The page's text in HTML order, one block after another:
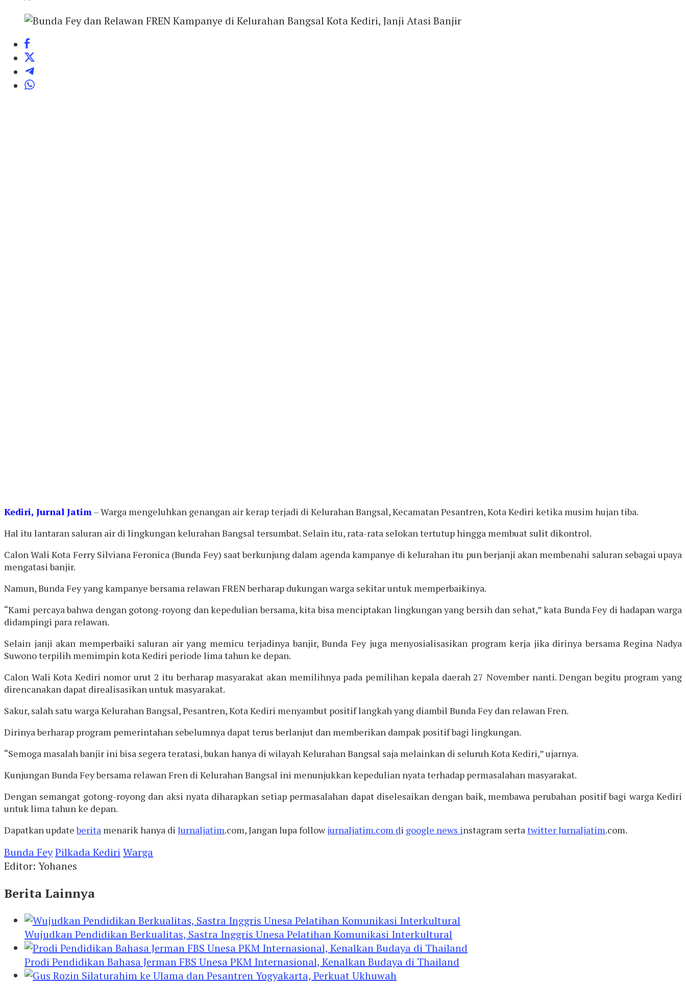
Kediri, Jurnal Jatim – Warga mengeluhkan genangan air kerap terjadi di Kelurahan Bangsal, Kecamatan Pesantren, Kota Kediri ketika musim hujan tiba.
Hal itu lantaran saluran air di lingkungan kelurahan Bangsal tersumbat. Selain itu, rata-rata selokan tertutup hingga membuat sulit dikontrol.
Calon Wali Kota Ferry Silviana Feronica (Bunda Fey) saat berkunjung dalam agenda kampanye di kelurahan itu pun berjanji akan membenahi saluran sebagai upaya
mengatasi banjir.
Namun, Bunda Fey yang kampanye bersama relawan FREN berharap dukungan warga sekitar untuk memperbaikinya.
“Kami percaya bahwa dengan gotong-royong dan kepedulian bersama, kita bisa menciptakan lingkungan yang bersih dan sehat,” kata Bunda Fey di hadapan warga
didampingi para relawan.
Selain janji akan memperbaiki saluran air yang memicu terjadinya banjir, Bunda Fey juga menyosialisasikan program kerja jika dirinya bersama Regina Nadya
Suwono terpilih memimpin kota Kediri periode lima tahun ke depan.
Calon Wali Kota Kediri nomor urut 2 itu berharap masyarakat akan memilihnya pada pemilihan kepala daerah 27 November nanti. Dengan begitu program yang
direncanakan dapat direalisasikan untuk masyarakat.
Sakur, salah satu warga Kelurahan Bangsal, Pesantren, Kota Kediri menyambut positif langkah yang diambil Bunda Fey dan relawan Fren.
Dirinya berharap program pemerintahan sebelumnya dapat terus berlanjut dan memberikan dampak positif bagi lingkungan.
“Semoga masalah banjir ini bisa segera teratasi, bukan hanya di wilayah Kelurahan Bangsal saja melainkan di seluruh Kota Kediri,” ujarnya.
Kunjungan Bunda Fey bersama relawan Fren di Kelurahan Bangsal ini menunjukkan kepedulian nyata terhadap permasalahan masyarakat.
Dengan semangat gotong-royong dan aksi nyata diharapkan setiap permasalahan dapat diselesaikan dengan baik, membawa perubahan positif bagi warga Kediri
untuk lima tahun ke depan.
Dapatkan updateberita menarik hanya di Jurnaljatim.com, Jangan lupa followjurnaljatim.com di google news instagram serta twitterJurnaljatim.com.
Bunda FeyPilkada Kediri Warga
Editor: Yohanes
Berita Lainnya
Wujudkan Pendidikan Berkualitas, Sastra Inggris Unesa Pelatihan Komunikasi Interkultural
Prodi Pendidikan Bahasa Jerman FBS Unesa PKM Internasional, Kenalkan Budaya di Thailand